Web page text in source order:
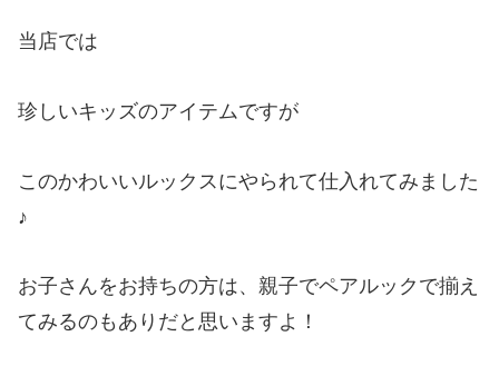
当店では
珍しいキッズのアイテムですが
このかわいいルックスにやられて仕入れてみました
♪
お子さんをお持ちの方は、親子でペアルックで揃え
てみるのもありだと思いますよ！